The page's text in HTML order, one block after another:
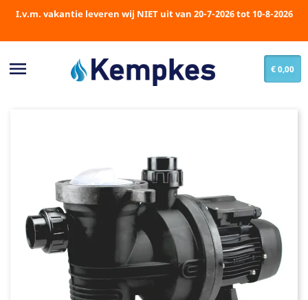
I.v.m. vakantie leveren wij NIET uit van 20-7-2026 tot 10-8-2026
 € 0,00